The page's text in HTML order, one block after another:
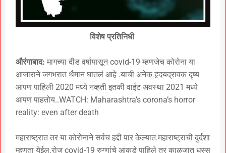
विशेष प्रतिनिधी
औरंगाबाद: मागच्या दीड वर्षापासून covid-19 म्हणजेच कोरोना या
आजाराने जगभरात थैमान घातलं आहे .याची अनेक हृदयद्रावक दृष्य
आपण पाहिली 2020 मध्ये नव्हती इतकी वाईट अवस्था 2021 मध्ये
आपण पाहतोय..WATCH: Maharashtra’s corona’s horror
reality: even after death
महाराष्ट्रात तर या कोरोनाने सर्वच हद्दी पार केल्यात.महाराष्ट्राची दुर्दशा
म्हणता येईल.रोज covid-19 रुग्णांचे आकडे पाहिले तर काळजात धस्स